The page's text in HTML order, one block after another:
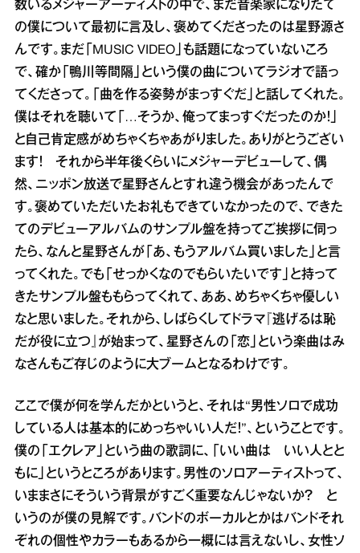
数いるメジャーアーティストの中で、まだ音楽家になりたて
の僕について最初に言及し、褒めてくださったのは星野源さ
んです。まだ「MUSIC VIDEO」も話題になっていないころ
で、確か「鴨川等間隔」という僕の曲についてラジオで語っ
てくださって。「曲を作る姿勢がまっすぐだ」と話してくれた。
僕はそれを聴いて「…そうか、俺ってまっすぐだったのか！」
と自己肯定感がめちゃくちゃあがりました。ありがとうござい
ます！ それから半年後くらいにメジャーデビューして、偶
然、ニッポン放送で星野さんとすれ違う機会があったんで
す。褒めていただいたお礼もできていなかったので、できた
てのデビューアルバムのサンプル盤を持ってご挨拶に伺っ
たら、なんと星野さんが「あ、もうアルバム買いました」と言
ってくれた。でも「せっかくなのでもらいたいです」と持って
きたサンプル盤ももらってくれて、ああ、めちゃくちゃ優しい
なと思いました。それから、しばらくしてドラマ『逃げるは恥
だが役に立つ』が始まって、星野さんの「恋」という楽曲はみ
なさんもご存じのように大ブームとなるわけです。
ここで僕が何を学んだかというと、それは“男性ソロで成功
している人は基本的にめっちゃいい人だ！”、ということです。
僕の「エクレア」という曲の歌詞に、「いい曲は いい人とと
もに」というところがあります。男性のソロアーティストって、
いままさにそういう背景がすごく重要なんじゃないか？ と
いうのが僕の見解です。バンドのボーカルとかはバンドそれ
ぞれの個性やカラーもあるから一概には言えないし、女性ソ